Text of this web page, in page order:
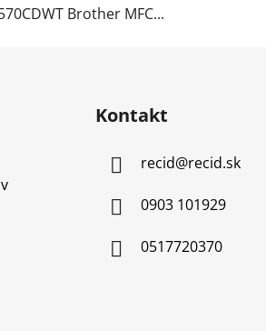
Brother MFC...
Kontakt
recid@recid.sk
0903 101929
0517720370